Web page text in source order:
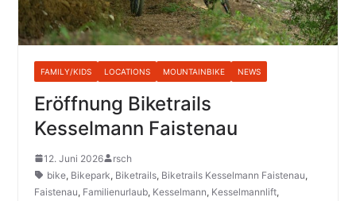
FAMILY/KIDS LOCATIONS MOUNTAINBIKE NEWS
Eröffnung Biketrails
Kesselmann Faistenau
12. Juni 2026
rsch
bike, Bikepark, Biketrails, Biketrails Kesselmann Faistenau,
Faistenau, Familienurlaub, Kesselmann, Kesselmannlift,